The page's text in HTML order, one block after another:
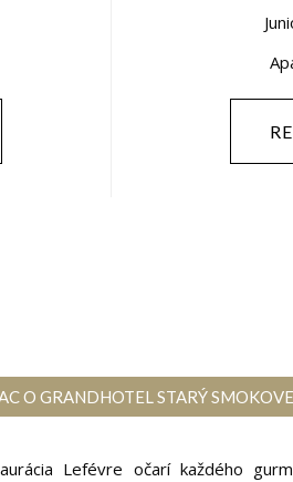
O GRANDHOTEL STARÝ
Lefévre očarí každého